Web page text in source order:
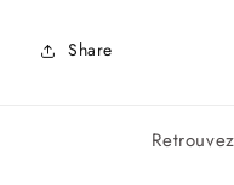
Share